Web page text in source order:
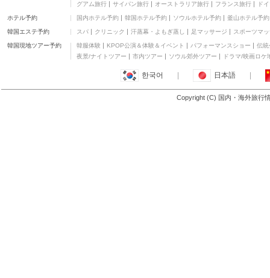
グアム旅行
サイパン旅行 オーストラリア旅行 フランス旅行 ド
ホテル予約 国内ホテル予約 韓国ホテル予約 ソウルホテル予約 釜山ホテル予約
韓国エステ予約 スパ クリニック 汗蒸幕・よもぎ蒸し 足マッサージ スポーツマ
韓国現地ツアー予約 韓服体験 KPOP公演＆体験＆イベント パフォーマンスショー
伝統
夜景/ナイトツアー
市内ツアー ソウル郊外ツアー ドラマ/映画ロケ
한국어 日本語
Copyright (C) 国内・海外旅行